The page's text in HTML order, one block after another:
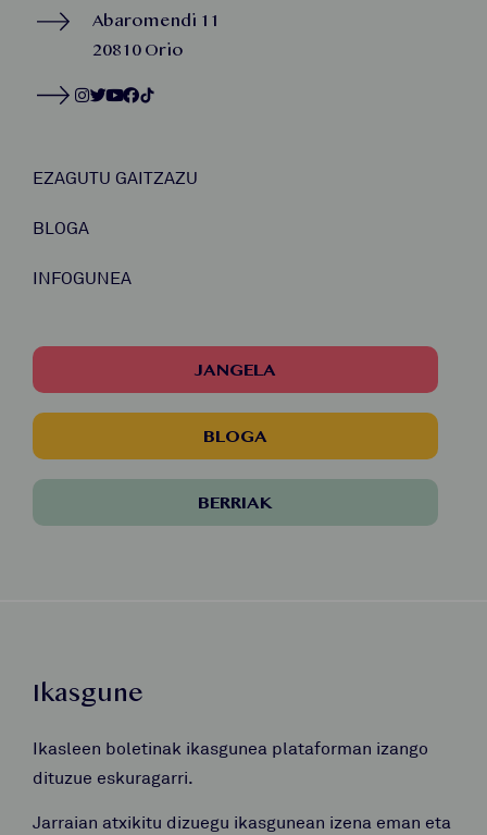
Abaromendi 11
20810 Orio
EZAGUTU GAITZAZU
BLOGA
INFOGUNEA
JANGELA
BLOGA
BERRIAK
Ikasgune
Ikasleen boletinak ikasgunea plataforman izango
dituzue eskuragarri.
Jarraian atxikitu dizuegu ikasgunean izena eman eta